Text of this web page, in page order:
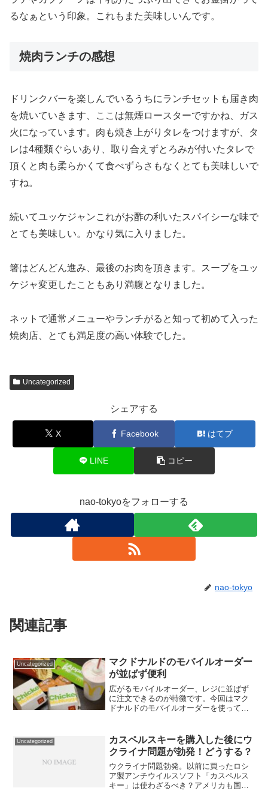
るなぁという印象。これもまた美味しいんです。
焼肉ランチの感想
ドリンクバーを楽しんでいるうちにランチセットも届き肉
を焼いていきます、ここは無煙ロースターですかね、ガス
火になっています。肉も焼き上がりタレをつけますが、タ
レは4種類ぐらいあり、取り合えずとろみが付いたタレで
頂くと肉も柔らかくて食べずらさもなくとても美味しいで
すね。
続いてユッケジャンこれがお酢の利いたスパイシーな味で
とても美味しい。かなり気に入りました。
箸はどんどん進み、最後のお肉を頂きます。スープをユッ
ケジャ変更したこともあり満腹となりました。
ネットで通常メニューやランチがると知って初めて入った
焼肉店、とても満足度の高い体験でした。
Uncategorized
シェアする
X Facebook はてブ
LINE コピー
nao-tokyoをフォローする
nao-tokyo
関連記事
Uncategorized
マクドナルドのモバイルオーダー
が並ばず便利
広がるモバイルオーダー、レジに並ばず
に注文できるのが特徴です。今回はマク
ドナルドのモバイルオーダーを使ってみ
Uncategorized
カスペルスキーを購入した後にウ
クライナ問題が勃発！どうする？
ウクライナ問題勃発。以前に買ったロシ
ア製アンチウイルスソフト「カスペルス
キー」は使わざるべき？アメリカも国家